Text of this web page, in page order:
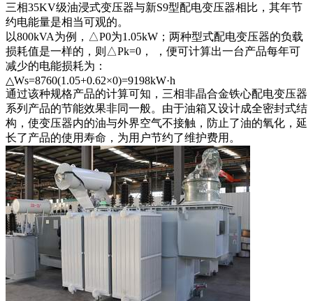
三相35KV级油浸式变压器与新S9型配电变压器相比，其年节
约电能量是相当可观的。
以800kVA为例，△P0为1.05kW；两种型式配电变压器的负载
损耗值是一样的，则△Pk=0， ，便可计算出一台产品每年可
减少的电能损耗为：
△Ws=8760(1.05+0.62×0)=9198kW·h
通过该种规格产品的计算可知，三相非晶合金铁心配电变压器
系列产品的节能效果非同一般。由于油箱又设计成全密封式结
构，使变压器内的油与外界空气不接触，防止了油的氧化，延
长了产品的使用寿命，为用户节约了维护费用。